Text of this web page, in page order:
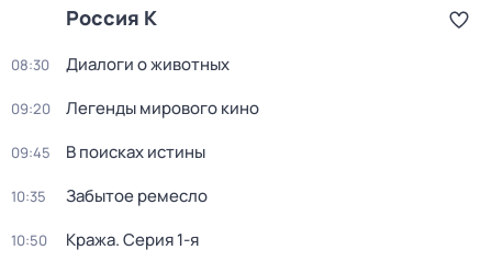
Россия К
08:30 Диалоги о животных
09:20 Легенды мирового кино
09:45 В поисках истины
10:35 Забытое ремесло
10:50 Кража. Серия 1-я